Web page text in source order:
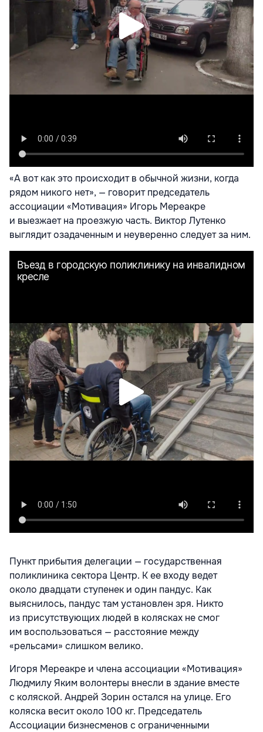
«А вот как это происходит в обычной жизни, когда
рядом никого нет», — говорит председатель
ассоциации «Мотивация» Игорь Мереакре
и выезжает на проезжую часть. Виктор Лутенко
выглядит озадаченным и неуверенно следует за ним.
Пункт прибытия делегации — государственная
поликлиника сектора Центр. К ее входу ведет
около двадцати ступенек и один пандус. Как
выяснилось, пандус там установлен зря. Никто
из присутствующих людей в колясках не смог
им воспользоваться — расстояние между
«рельсами» слишком велико.
Игоря Мереакре и члена ассоциации «Мотивация»
Людмилу Яким волонтеры внесли в здание вместе
с коляской. Андрей Зорин остался на улице. Его
коляска весит около 100 кг. Председатель
Ассоциации бизнесменов с ограниченными